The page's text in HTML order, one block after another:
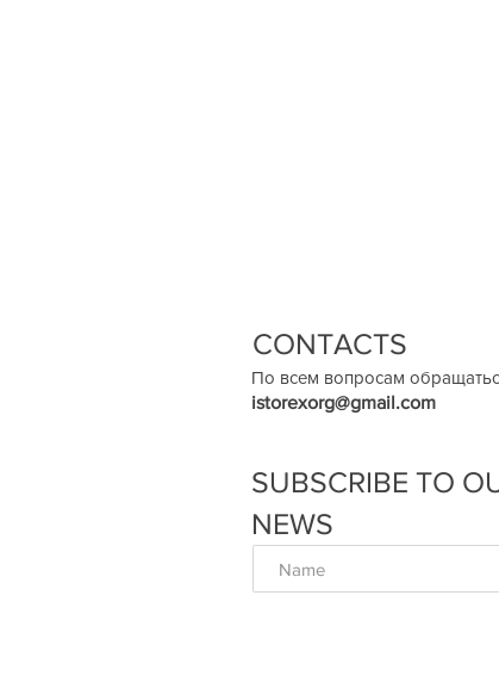
CONTACTS
По всем вопросам
istorexorg@gmail.com
SUBSCRIBE TO
NEWS